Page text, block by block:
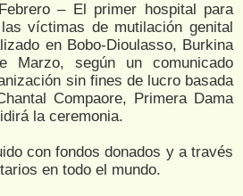
– El primer hospital para
víctimas de mutilación genital
en Bobo-Dioulasso, Burkina
Marzo, según un comunicado
sin fines de lucro basada
Compaore, Primera Dama
la ceremonia.
con fondos donados y a través
en todo el mundo.